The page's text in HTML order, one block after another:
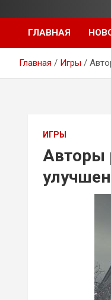
ГЛАВНАЯ
Главная Игры
ИГРЫ
Авторы